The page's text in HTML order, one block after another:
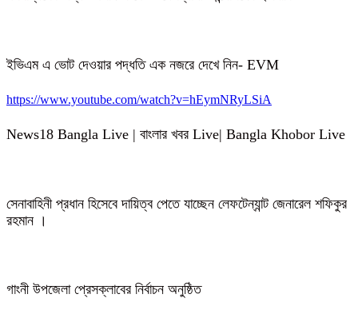
ইভিএম এ ভোট দেওয়ার পদ্ধতি এক নজরে দেখে নিন- EVM
https://www.youtube.com/watch?v=hEymNRyLSiA
News18 Bangla Live | বাংলার খবর Live| Bangla Khobor Live
সেনাবাহিনী প্রধান হিসেবে দায়িত্ব পেতে যাচ্ছেন লেফটেন্যান্ট জেনারেল শফিকুর
রহমান ।
গাংনী উপজেলা প্রেসক্লাবের নির্বাচন অনুষ্ঠিত